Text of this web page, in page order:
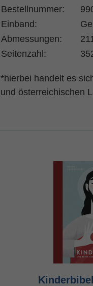
Bestellnummer:
Einband:
Abmessungen:
Seitenzahl:
*hierbei handelt es
und österreichischen